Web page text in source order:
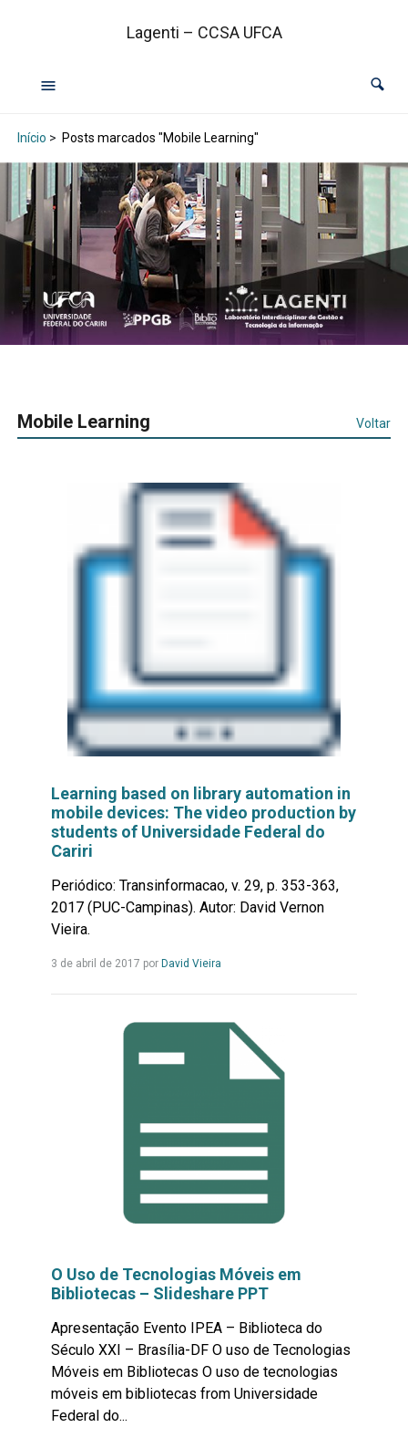
Lagenti – CCSA UFCA
Início > Posts marcados "Mobile Learning"
Mobile Learning Voltar
Learning based on library automation in
mobile devices: The video production by
students of Universidade Federal do
Cariri
Periódico: Transinformacao, v. 29, p. 353-363,
2017 (PUC-Campinas). Autor: David Vernon
Vieira.
3 de abril de 2017 por David VieiraLeia
O Uso de Tecnologias Móveis em
Bibliotecas – Slideshare PPT
Apresentação Evento IPEA – Biblioteca do
Século XXI – Brasília-DF O uso de Tecnologias
Móveis em Bibliotecas O uso de tecnologias
móveis em bibliotecas from Universidade
Federal do...